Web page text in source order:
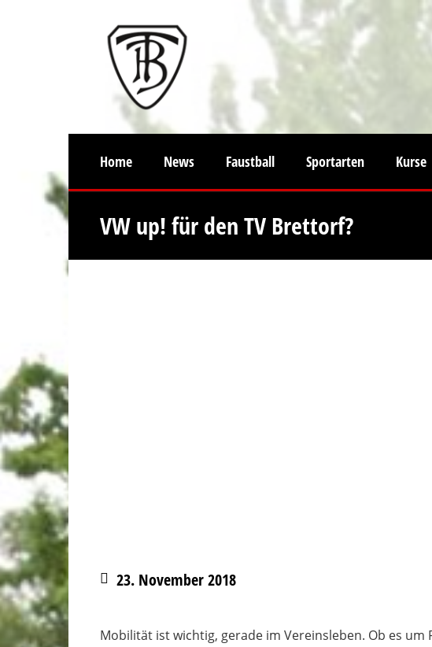
Home News Faustball Sportarten Kurse
VW up! für den TV Brettorf?
23. November 2018
Mobilität ist wichtig, gerade im Vereinsleben. Ob es